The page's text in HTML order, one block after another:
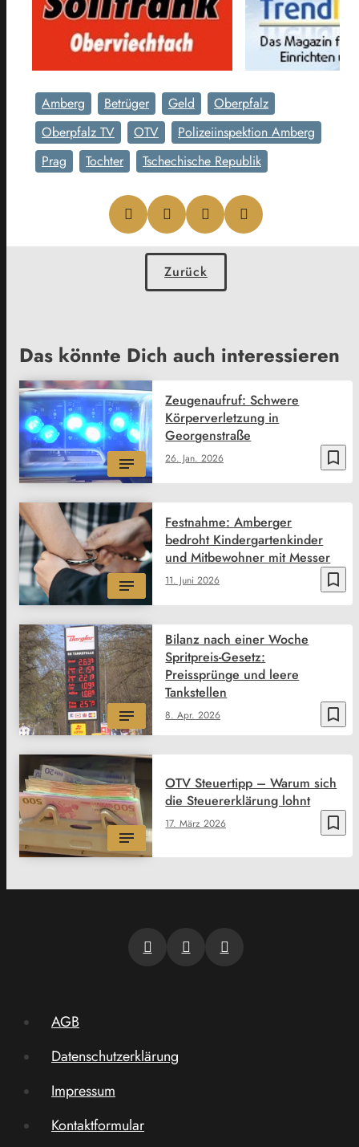
Amberg Betrüger Geld
Oberpfalz
Oberpfalz TV
OTV
Polizeiinspektion Amberg
Prag
Tochter Tschechische Republik
Zurück
Das könnte Dich auch interessieren
bookmark_border
26. Jan. 2026
Zeugenaufruf: Schwere
Körperverletzung in
Georgenstraße
bookmark_border
11. Juni 2026
Festnahme: Amberger
bedroht Kindergartenkinder
und Mitbewohner mit Messer
bookmark_border
8. Apr. 2026
Bilanz nach einer Woche
Spritpreis-Gesetz:
Preissprünge und leere
Tankstellen
bookmark_border
17. März 2026
OTV Steuertipp – Warum sich
die Steuererklärung lohnt
AGB
Datenschutzerklärung
Impressum
Kontaktformular